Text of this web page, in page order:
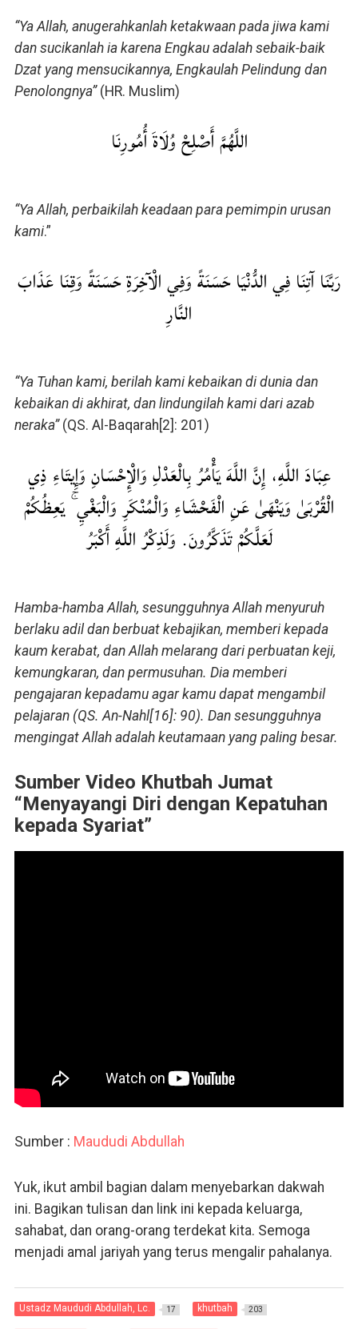
“Ya Allah, anugerahkanlah ketakwaan pada jiwa kami
dan sucikanlah ia karena Engkau adalah sebaik-baik
Dzat yang mensucikannya, Engkaulah Pelindung dan
Penolongnya”(HR. Muslim)
اللَّهُمَّ أَصْلِحْ وُلَاةَ أُمُورِنَا
“Ya Allah, perbaikilah keadaan para pemimpin urusan
kami.”
رَبَّنَا آتِنَا فِي الدُّنْيَا حَسَنَةً وَفِي الْآخِرَةِ حَسَنَةً وَقِنَا عَذَابَ
النَّارِ
“Ya Tuhan kami, berilah kami kebaikan di dunia dan
kebaikan di akhirat, dan lindungilah kami dari azab
neraka”(QS. Al-Baqarah[2]: 201)
عِبَادَ اللَّهِ، إِنَّ اللَّهَ يَأْمُرُ بِالْعَدْلِ وَالْإِحْسَانِ وَإِيتَاءِ ذِي
الْقُرْبَىٰ وَيَنْهَىٰ عَنِ الْفَحْشَاءِ وَالْمُنْكَرِ وَالْبَغْيِ ۚ يَعِظُكُمْ
لَعَلَّكُمْ تَذَكَّرُونَ. وَلَذِكْرُ اللَّهِ أَكْبَرُ
Hamba-hamba Allah, sesungguhnya Allah menyuruh
berlaku adil dan berbuat kebajikan, memberi kepada
kaum kerabat, dan Allah melarang dari perbuatan keji,
kemungkaran, dan permusuhan. Dia memberi
pengajaran kepadamu agar kamu dapat mengambil
pelajaran (QS. An-Nahl[16]: 90). Dan sesungguhnya
mengingat Allah adalah keutamaan yang paling besar.
Sumber Video Khutbah Jumat
“Menyayangi Diri dengan Kepatuhan
kepada Syariat”
Sumber : Maududi Abdullah
Yuk, ikut ambil bagian dalam menyebarkan dakwah
ini. Bagikan tulisan dan link ini kepada keluarga,
sahabat, dan orang-orang terdekat kita. Semoga
menjadi amal jariyah yang terus mengalir pahalanya.
Ustadz Maududi Abdullah, Lc. 17 khutbah 203